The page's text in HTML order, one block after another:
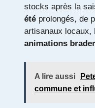
stocks après la
été prolongés, de
artisanaux locaux,
animations
A lire aussi
commune et